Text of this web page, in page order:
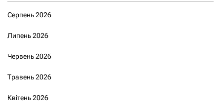
Серпень 2026
Липень 2026
Червень 2026
Травень 2026
Квітень 2026